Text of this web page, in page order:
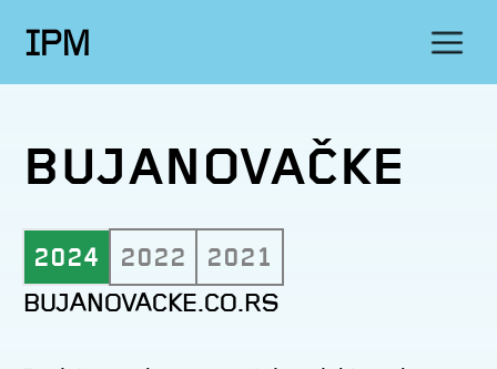
IPM
BUJANOVAČKE
2024 2022 2021
BUJANOVACKE.CO.RS